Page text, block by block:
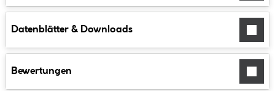
Datenblätter & Downloads
Bewertungen